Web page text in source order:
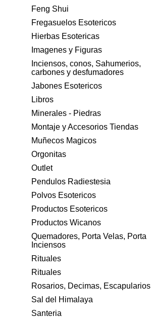
Feng Shui
Fregasuelos Esotericos
Hierbas Esotericas
Imagenes y Figuras
Inciensos, conos, Sahumerios,
carbones y desfumadores
Jabones Esotericos
Libros
Minerales - Piedras
Montaje y Accesorios Tiendas
Muñecos Magicos
Orgonitas
Outlet
Pendulos Radiestesia
Polvos Esotericos
Productos Esotericos
Productos Wicanos
Quemadores, Porta Velas, Porta
Inciensos
Rituales
Rituales
Rosarios, Decimas, Escapularios
Sal del Himalaya
Santeria